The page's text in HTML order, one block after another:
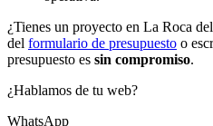
¿Tienes un proyecto en La Roca
del formulario de presupuesto o
presupuesto es sin compromiso.
¿Hablamos de tu web?
WhatsApp